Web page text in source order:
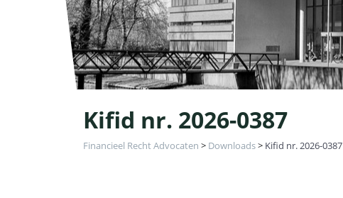
Kifid nr. 2026-0387
Financieel Recht Advocaten > Downloads> Kifid nr. 2026-0387